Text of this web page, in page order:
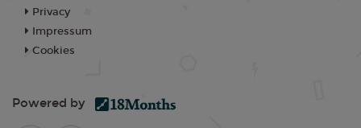
Privacy
Impressum
Cookies
Powered by